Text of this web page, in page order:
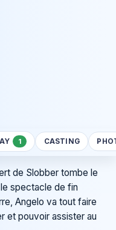
1 CASTING
de Slobber tombe le
spectacle de fin
Angelo va tout faire
et pouvoir assister au